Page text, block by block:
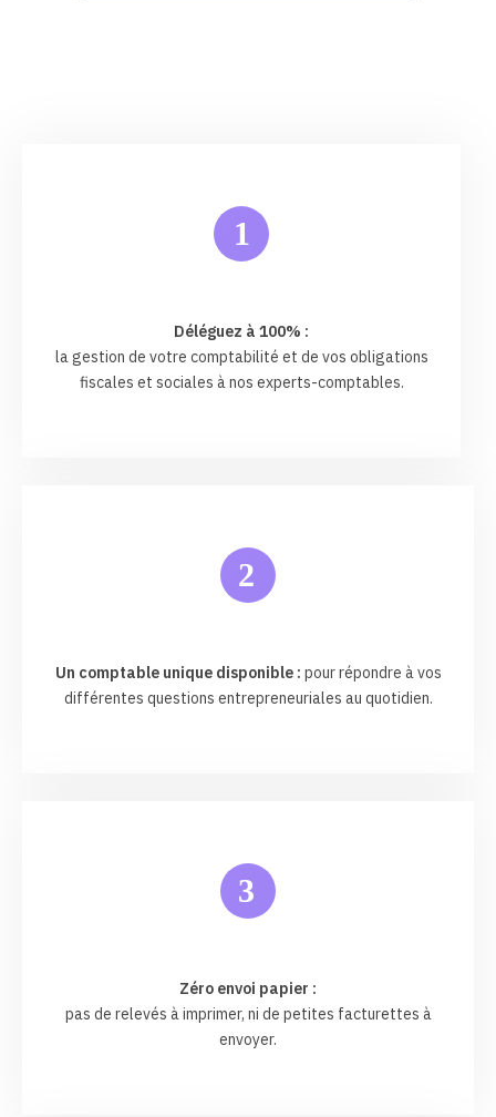
1
Déléguez à 100% :
la gestion de votre comptabilité et de vos obligations
fiscales et sociales à nos experts-comptables.
2
Un comptable unique disponible : pour répondre à vos
différentes questions entrepreneuriales au quotidien.
3
Zéro envoi papier :
pas de relevés à imprimer, ni de petites facturettes à
envoyer.